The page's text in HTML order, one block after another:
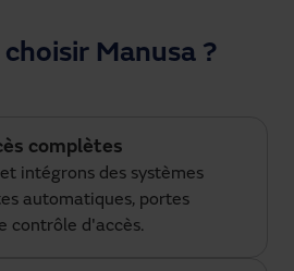
Manusa ?
complètes
intégrons des systèmes
automatiques, portes
contrôle d'accès.